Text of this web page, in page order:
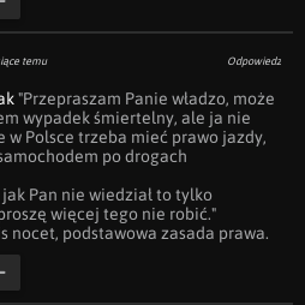
temu Odpowiedz
"Przepraszam Panie władzo, może
wypadek śmiertelny, ale ja nie
w Polsce trzeba mieć prawo jazdy,
po drogach
jak Pan nie wiedział to tylko
więcej tego nie robić."
nocet, podstawowa zasada prawa.